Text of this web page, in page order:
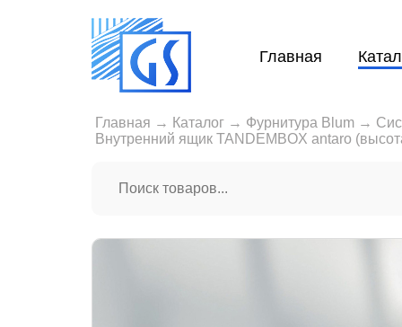
Главная
Главная → Каталог → Фурнитура Blum →
Внутренний ящик TANDEMBOX antaro